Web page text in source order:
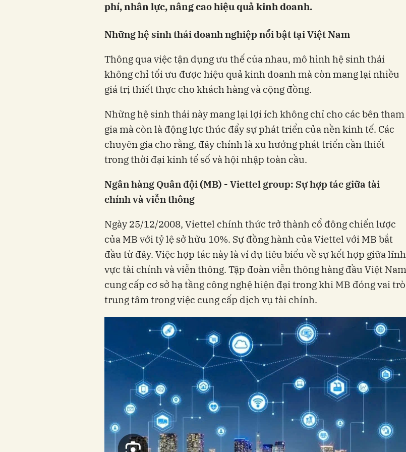
phí, nhân lực, nâng cao hiệu quả kinh doanh.
Những hệ sinh thái doanh nghiệp nổi bật tại Việt Nam
Thông qua việc tận dụng ưu thế của nhau, mô hình hệ sinh thái
không chỉ tối ưu được hiệu quả kinh doanh mà còn mang lại nhiều
giá trị thiết thực cho khách hàng và cộng đồng.
Những hệ sinh thái này mang lại lợi ích không chỉ cho các bên tham
gia mà còn là động lực thúc đẩy sự phát triển của nền kinh tế. Các
chuyên gia cho rằng, đây chính là xu hướng phát triển cần thiết
trong thời đại kinh tế số và hội nhập toàn cầu.
Ngân hàng Quân đội (MB) - Viettel group: Sự hợp tác giữa tài
chính và viễn thông
Ngày 25/12/2008, Viettel chính thức trở thành cổ đông chiến lược
của MB với tỷ lệ sở hữu 10%. Sự đồng hành của Viettel với MB bắt
đầu từ đây. Việc hợp tác này là ví dụ tiêu biểu về sự kết hợp giữa lĩnh
vực tài chính và viễn thông. Tập đoàn viễn thông hàng đầu Việt Nam
cung cấp cơ sở hạ tầng công nghệ hiện đại trong khi MB đóng vai trò
trung tâm trong việc cung cấp dịch vụ tài chính.